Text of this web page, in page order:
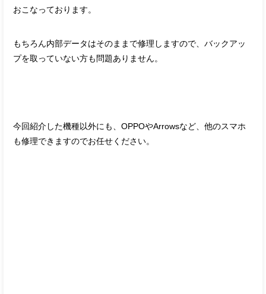
おこなっております。
もちろん内部データはそのままで修理しますので、バックアッ
プを取っていない方も問題ありません。
今回紹介した機種以外にも、OPPOやArrowsなど、他のスマホ
も修理できますのでお任せください。